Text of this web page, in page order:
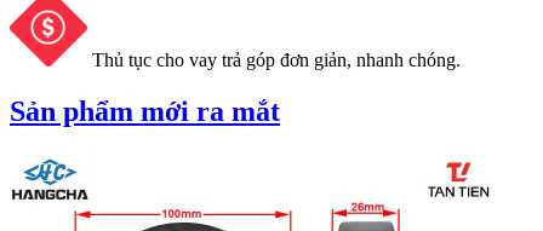
Thủ tục cho vay trả góp đơn giản, nhanh chóng.
Sản phẩm mới ra mắt